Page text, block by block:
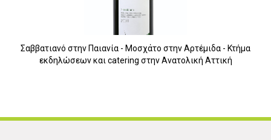
Σαββατιανό στην Παιανία - Μοσχάτο στην Αρτέμιδα - Κτήμα
εκδηλώσεων και catering στην Ανατολική Αττική